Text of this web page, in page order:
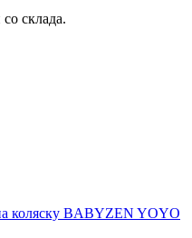
склада.
коляску BABYZEN YOYO